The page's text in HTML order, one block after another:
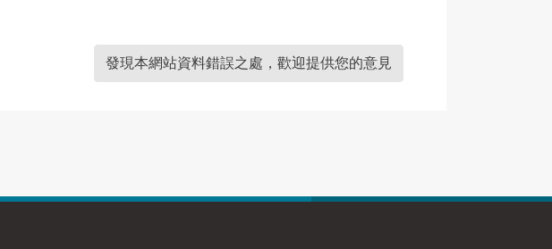
發現本網站資料錯誤之處，歡迎提供您的意見